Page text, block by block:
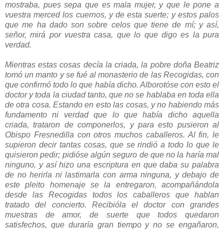
mostraba, pues sepa que es mala mujer, y que le pone a
vuestra merced los cuernos, y de esta suerte; y estos palos
que me ha dado son sobre celos que tiene de mí; y así,
señor, mirá por vuestra casa, que lo que digo es la pura
verdad.
Mientras estas cosas decía la criada, la pobre doña Beatriz
tomó un manto y se fué al monasterio de las Recogidas, con
que confirmó todo lo que había dicho. Alborotóse con esto el
doctor y toda la ciudad tanto, que no se hablaba en toda ella
de otra cosa. Estando en esto las cosas, y no habiendo más
fundamento ni verdad que lo que había dicho aquella
criada, trataron de componerlos, y para esto pusieron al
Obispo Fresnedilla con otros muchos caballeros. Al fin, le
supieron decir tantas cosas, que se rindió a todo lo que le
quisieron pedir; pidióse algún seguro de que no la haría mal
ninguno, y así hizo una escriptura en que daba su palabra
de no herirla ni lastimarla con arma ninguna, y debajo de
este pleito homenaje se la entregaron, acompañándola
desde las Recogidas todos los caballeros que hablan
tratado del concierto. Recibióla el doctor con grandes
muestras de amor, de suerte que todos quedaron
satisfechos, que duraría gran tiempo y no se engañaron,